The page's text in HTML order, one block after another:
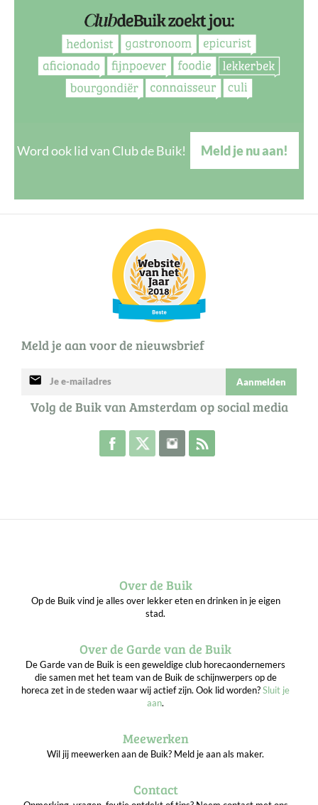
Word ook lid van Club de Buik! Meld je nu aan!
Meld je aan voor de nieuwsbrief
mail Aanmelden
Volg de Buik van Amsterdam op social media
Volg de Buik op Facebook
Volg de Buik op Twitter
Volg de Buik op Instagram
Over de Buik
Op de Buik vind je alles over lekker eten en drinken in je eigen
stad.
Over de Garde van de Buik
De Garde van de Buik is een geweldige club horecaondernemers
die samen met het team van de Buik de schijnwerpers op de
horeca zet in de steden waar wij actief zijn. Ook lid worden?Sluit je
aan.
Meewerken
Wil jij meewerken aan de Buik? Meld je aan als maker.
Contact